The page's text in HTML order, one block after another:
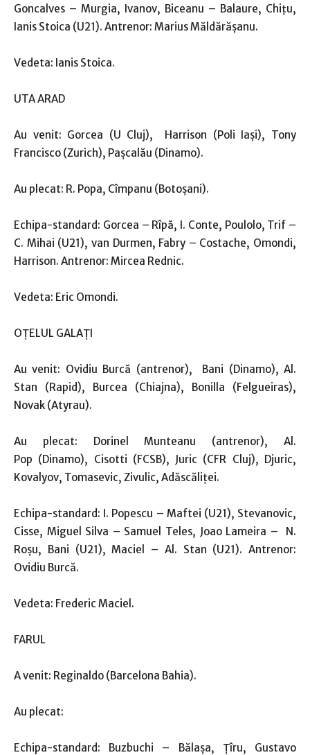
Goncalves – Murgia, Ivanov, Biceanu – Balaure, Chiţu,
Ianis Stoica (U21). Antrenor: Marius Măldărăşanu.
Vedeta: Ianis Stoica.
UTA ARAD
Au venit: Gorcea (U Cluj), Harrison (Poli Iași), Tony
Francisco (Zurich), Paşcalău (Dinamo).
Au plecat: R. Popa, Cîmpanu (Botoşani).
Echipa-standard: Gorcea – Rîpă, I. Conte, Poulolo, Trif –
C. Mihai (U21), van Durmen, Fabry – Costache, Omondi,
Harrison. Antrenor: Mircea Rednic.
Vedeta: Eric Omondi.
OŢELUL GALAŢI
Au venit: Ovidiu Burcă (antrenor), Bani (Dinamo), Al.
Stan (Rapid), Burcea (Chiajna), Bonilla (Felgueiras),
Novak (Atyrau).
Au plecat: Dorinel Munteanu (antrenor), Al.
Pop (Dinamo), Cisotti (FCSB), Juric (CFR Cluj), Djuric,
Kovalyov, Tomasevic, Zivulic, Adăscăliţei.
Echipa-standard: I. Popescu – Maftei (U21), Stevanovic,
Cisse, Miguel Silva – Samuel Teles, Joao Lameira – N.
Roşu, Bani (U21), Maciel – Al. Stan (U21). Antrenor:
Ovidiu Burcă.
Vedeta: Frederic Maciel.
FARUL
A venit: Reginaldo (Barcelona Bahia).
Au plecat:
Echipa-standard: Buzbuchi – Bălaşa, Ţîru, Gustavo